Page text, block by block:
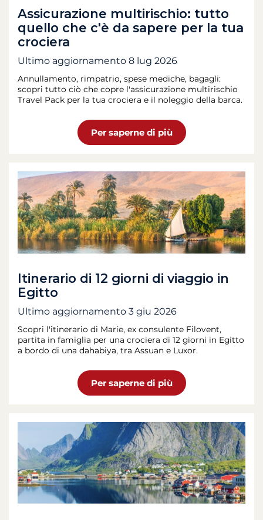
Assicurazione multirischio: tutto
quello che c'è da sapere per la tua
crociera
Ultimo aggiornamento 8 lug 2026
Annullamento, rimpatrio, spese mediche, bagagli:
scopri tutto ciò che copre l'assicurazione multirischio
Travel Pack per la tua crociera e il noleggio della barca.
Per saperne di più
Itinerario di 12 giorni di viaggio in
Egitto
Ultimo aggiornamento 3 giu 2026
Scopri l'itinerario di Marie, ex consulente Filovent,
partita in famiglia per una crociera di 12 giorni in Egitto
a bordo di una dahabiya, tra Assuan e Luxor.
Per saperne di più